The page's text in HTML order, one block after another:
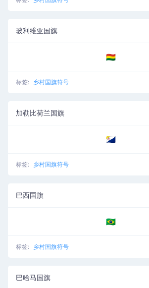
玻利维亚国旗
🇧🇴
标签: 乡村国旗符号
加勒比荷兰国旗
🇧🇶
标签: 乡村国旗符号
巴西国旗
🇧🇷
标签: 乡村国旗符号
巴哈马国旗